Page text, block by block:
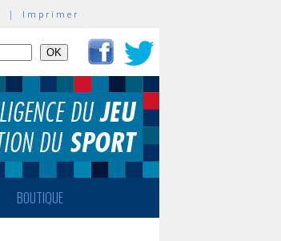
| Imprimer
BOUTIQUE